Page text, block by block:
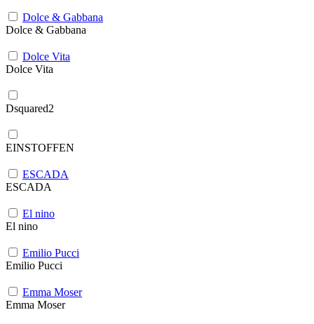
Dolce & Gabbana
Dolce & Gabbana
Dolce Vita
Dolce Vita
Dsquared2
EINSTOFFEN
ESCADA
ESCADA
El nino
El nino
Emilio Pucci
Emilio Pucci
Emma Moser
Emma Moser